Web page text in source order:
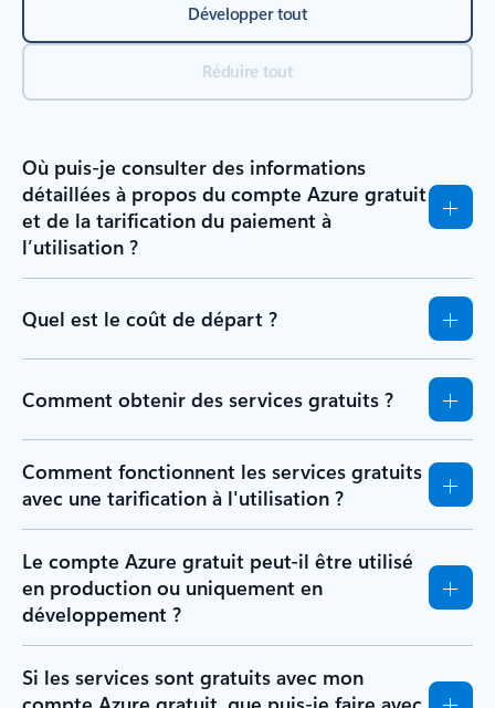
Développer tout
Réduire tout
Où puis-je consulter des informations
détaillées à propos du compte Azure gratuit
et de la tarification du paiement à
l’utilisation ?
Quel est le coût de départ ?
Comment obtenir des services gratuits ?
Comment fonctionnent les services gratuits
avec une tarification à l'utilisation ?
Le compte Azure gratuit peut-il être utilisé
en production ou uniquement en
développement ?
Si les services sont gratuits avec mon